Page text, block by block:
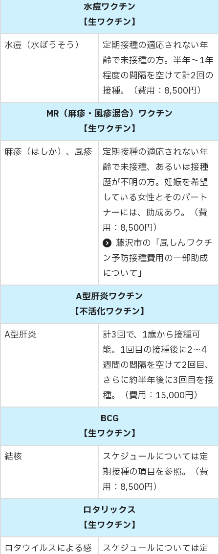
水痘ワクチン
【生ワクチン】
水痘（水ぼうそう）
定期接種の適応されない年
齢で未接種の方。半年～1年
程度の間隔を空けて計2回の
接種。（費用：8,500円）
MR（麻疹・風疹混合）ワクチン
【生ワクチン】
麻疹（はしか）、風疹
定期接種の適応されない年
齢で未接種、あるいは接種
歴が不明の方。妊娠を希望
している女性とそのパート
ナーには、助成あり。（費
用：8,500円）
藤沢市の「風しんワクチ
ン予防接種費用の一部助成
について」
A型肝炎ワクチン
【不活化ワクチン】
A型肝炎
計3回で、1歳から接種可
能。1回目の接種後に2～4
週間の間隔を空けて2回目、
さらに約半年後に3回目を接
種。（費用：15,000円）
BCG
【生ワクチン】
結核
スケジュールについては定
期接種の項目を参照。（費
用：8,500円）
ロタリックス
【生ワクチン】
ロタウイルスによる感
スケジュールについては定